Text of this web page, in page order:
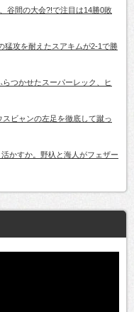
谷間の大会?!で注目は14勝0敗
猛攻を耐えたスアキムが2-1で勝
らつかせたスーパーレック、ヒ
スビャンの左足を徹底して蹴っ
かすか。野杁と海人がフェザー